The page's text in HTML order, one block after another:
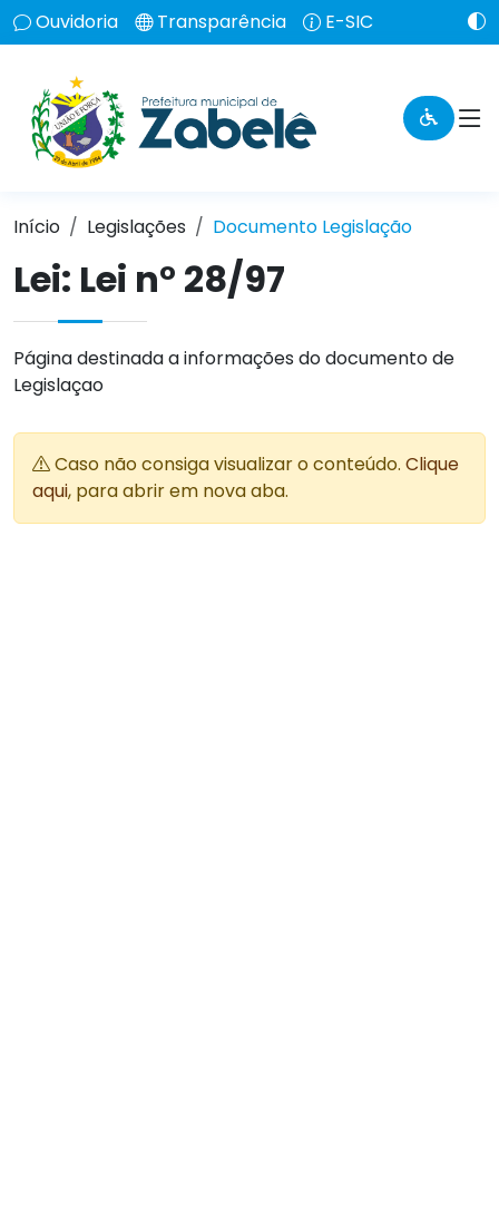
Ouvidoria Transparência E-SIC
Início Legislações Documento Legislação
Lei: Lei n° 28/97
Página destinada a informações do documento de
Legislaçao
Caso não consiga visualizar o conteúdo. Clique
aqui, para abrir em nova aba.